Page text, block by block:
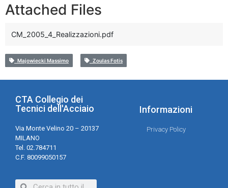
Attached Files
CM_2005_4_Realizzazioni.pdf
Majowiecki Massimo Zoulas Fotis
CTA Collegio dei
Tecnici dell'Acciaio
Via Monte Velino 20 – 20137
MILANO
Tel. 02.784711
C.F. 80099050157
Informazioni
Privacy Policy